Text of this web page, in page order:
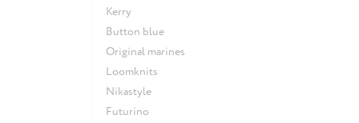
Kerry
Button blue
Original marines
Loomknits
Nikastyle
Futurino